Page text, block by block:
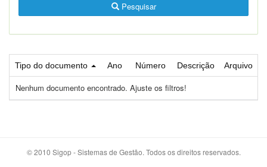
Pesquisar
Tipo do documento Ano Número Descrição Arquivo
Nenhum documento encontrado. Ajuste os filtros!
© 2010 Sigop - Sistemas de Gestão. Todos os direitos reservados.